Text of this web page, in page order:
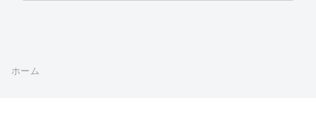
ホーム